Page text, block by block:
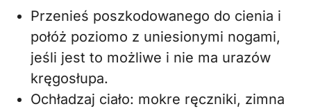
Przenieś poszkodowanego do cienia i
połóż poziomo z uniesionymi nogami,
jeśli jest to możliwe i nie ma urazów
kręgosłupa.
Ochładzaj ciało: mokre ręczniki, zimna